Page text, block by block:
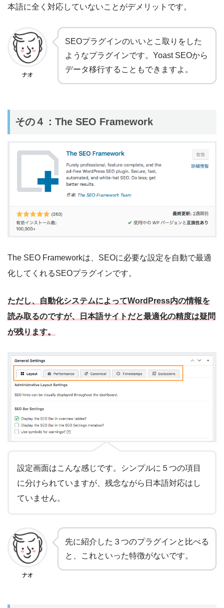
本語に全く対応していないことがデメリットです。
ナオ
SEOプラグインのいいとこ取りをした
ようなプラグインです。Yoast SEOから
データ移行することもできますよ。
その４：The SEO Framework
The SEO Frameworkは、SEOに必要な設定を自動で最適
化してくれるSEOプラグインです。
ただし、自動化システムによってWordPress内の情報を
読み取るのですが、日本語サイトだと最適化の精度は疑問
が残ります。
設定画面はこんな感じです。シンプルに５つの項目
に分けられていますが、残念ながら日本語対応はし
ていません。
ナオ
先に紹介した３つのプラグインと比べる
と、これといった特徴がないです。